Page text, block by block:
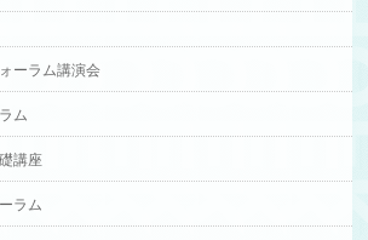
ーラム講演会
ム
講座
ラム